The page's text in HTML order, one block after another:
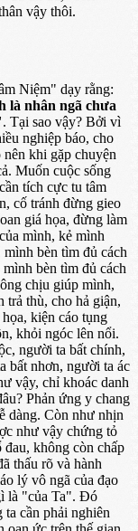
vậy thôi.
Niệm" dạy rằng:
là nhân ngã chưa
. Tại sao vậy? Bởi vì
nghiệp báo, cho
khi gặp chuyện
Muốn cuộc sống
tích cực tu tâm
cố tránh đừng gieo
giá họa, đừng làm
mình, kẻ mình
bèn tìm đủ cách
bèn tìm đủ cách
chịu giúp mình,
trả thù, cho hả giận,
kiện cáo tụng
khỏi ngóc lên nổi.
người ta bất chính,
bất nhơn, người ta ác
vậy, chỉ khoác danh
Phản ứng y chang
dàng. Còn như nhịn
như vậy chứng tỏ
không còn chấp
thấu rõ và hành
lý vô ngã của đạo
là "của Ta". Đó
cần phải nghiên